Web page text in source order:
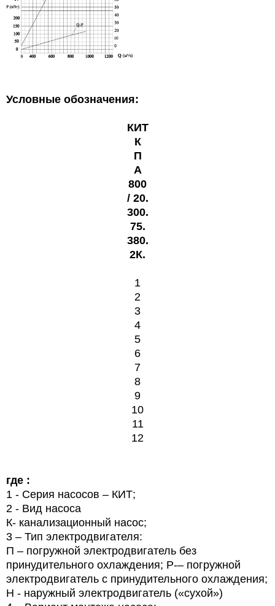
Условные обозначения:
КИТ
К
П
А
800
/ 20.
300.
75.
380.
2К.
1
2
3
4
5
6
7
8
9
10
11
12
где :
1 - Серия насосов – КИТ;
2 - Вид насоса
К- канализационный насос;
3 – Тип электродвигателя:
П – погружной электродвигатель без
принудительного охлаждения; Р-– погружной
электродвигатель с принудительного охлаждения;
Н - наружный электродвигатель («сухой»)